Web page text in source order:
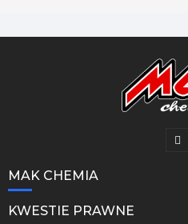
MAK CHEMIA
KWESTIE PRAWNE